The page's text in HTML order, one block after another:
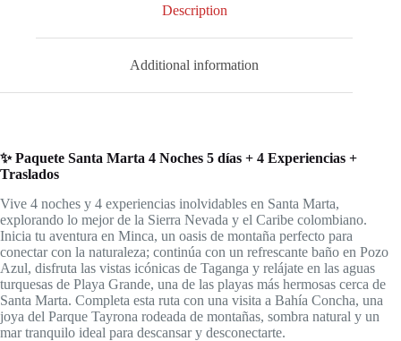
Description
Additional information
✨ Paquete Santa Marta 4 Noches 5 días + 4 Experiencias +
Traslados
Vive 4 noches y 4 experiencias inolvidables en Santa Marta,
explorando lo mejor de la Sierra Nevada y el Caribe colombiano.
Inicia tu aventura en Minca, un oasis de montaña perfecto para
conectar con la naturaleza; continúa con un refrescante baño en Pozo
Azul, disfruta las vistas icónicas de Taganga y relájate en las aguas
turquesas de Playa Grande, una de las playas más hermosas cerca de
Santa Marta. Completa esta ruta con una visita a Bahía Concha, una
joya del Parque Tayrona rodeada de montañas, sombra natural y un
mar tranquilo ideal para descansar y desconectarte.